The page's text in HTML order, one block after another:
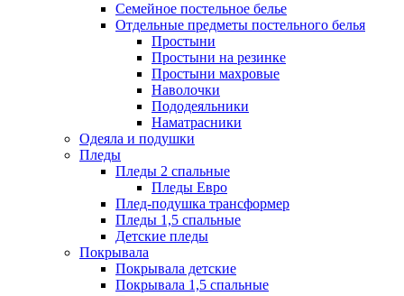
Семейное постельное белье
Отдельные предметы постельного белья
Простыни
Простыни на резинке
Простыни махровые
Наволочки
Пододеяльники
Наматрасники
Одеяла и подушки
Пледы
Пледы 2 спальные
Пледы Евро
Плед-подушка трансформер
Пледы 1,5 спальные
Детские пледы
Покрывала
Покрывала детские
Покрывала 1,5 спальные